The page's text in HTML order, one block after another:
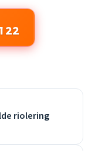
22
riolering